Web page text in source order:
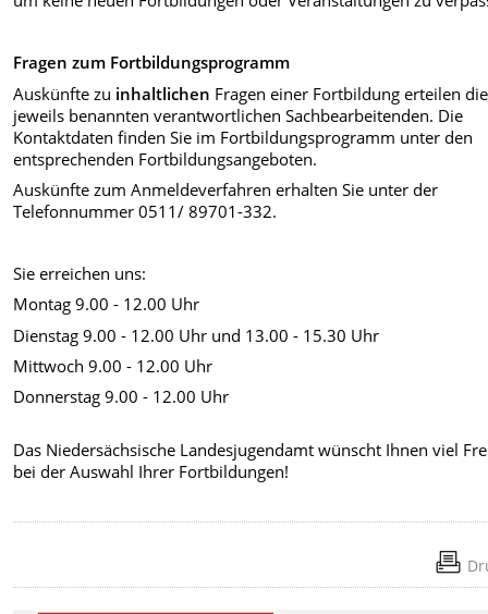
Fragen zum Fortbildungsprogramm
Auskünfte zu inhaltlichen Fragen einer Fortbildung erteilen die
jeweils benannten verantwortlichen Sachbearbeitenden. Die
Kontaktdaten finden Sie im Fortbildungsprogramm unter den
entsprechenden Fortbildungsangeboten.
Auskünfte zum Anmeldeverfahren erhalten Sie unter der
Telefonnummer 0511/ 89701-332.
Sie erreichen uns:
Montag 9.00 - 12.00 Uhr
Dienstag 9.00 - 12.00 Uhr und 13.00 - 15.30 Uhr
Mittwoch 9.00 - 12.00 Uhr
Donnerstag 9.00 - 12.00 Uhr
Das Niedersächsische Landesjugendamt wünscht Ihnen viel
bei der Auswahl Ihrer Fortbildungen!